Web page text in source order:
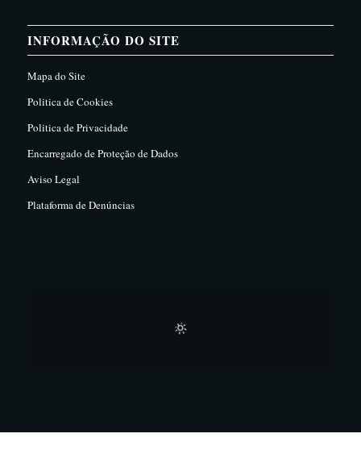
INFORMAÇÃO DO SITE
Mapa do Site
Politica de Cookies
Politica de Privacidade
Encarregado de Proteção de Dados
Aviso Legal
Plataforma de Denúncias